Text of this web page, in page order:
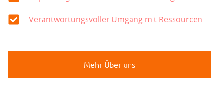
Verantwortungsvoller Umgang mit Ressourcen
Mehr Über uns